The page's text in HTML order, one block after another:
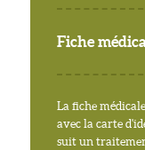
Fiche
La fiche
avec la carte
suit un